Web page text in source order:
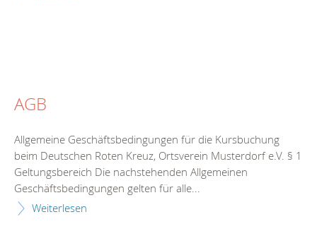
AGB
Allgemeine Geschäftsbedingungen für die Kursbuchung
beim Deutschen Roten Kreuz, Ortsverein Musterdorf e.V. § 1
Geltungsbereich Die nachstehenden Allgemeinen
Geschäftsbedingungen gelten für alle...
Weiterlesen